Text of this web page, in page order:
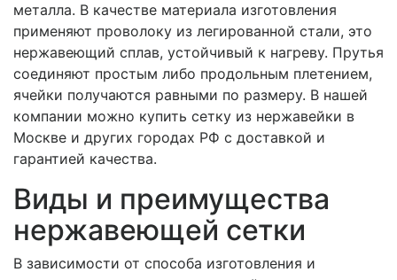
металла. В качестве материала изготовления
применяют проволоку из легированной стали, это
нержавеющий сплав, устойчивый к нагреву. Прутья
соединяют простым либо продольным плетением,
ячейки получаются равными по размеру. В нашей
компании можно купить сетку из нержавейки в
Москве и других городах РФ с доставкой и
гарантией качества.
Виды и преимущества
нержавеющей сетки
В зависимости от способа изготовления и